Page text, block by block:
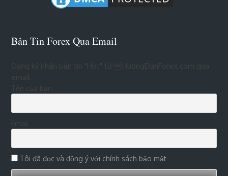
Bản Tin Forex Qua Email
Đăng ký nhận bản tin "Hot" từ HuongDanForex.com qua
Tên của bạn
Tôi đã đọc và đồng ý với chính sách bảo mật